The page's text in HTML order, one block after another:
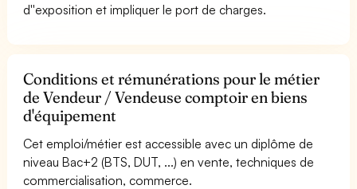
d''exposition et impliquer le port de charges.
Conditions et rémunérations pour le métier
de Vendeur / Vendeuse comptoir en biens
d'équipement
Cet emploi/métier est accessible avec un diplôme de
niveau Bac+2 (BTS, DUT, ...) en vente, techniques de
commercialisation, commerce.